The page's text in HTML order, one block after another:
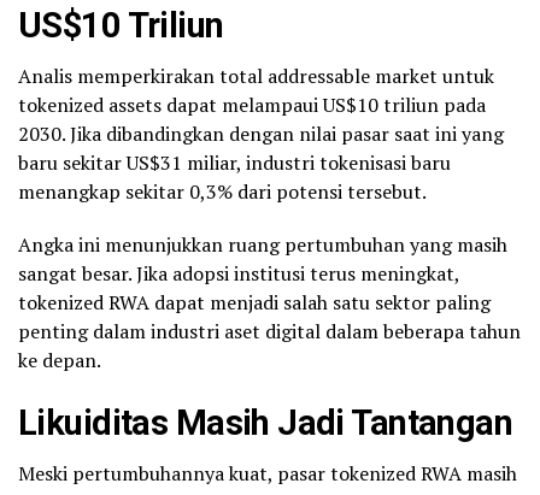
US$10 Triliun
Analis memperkirakan total addressable market untuk
tokenized assets dapat melampaui US$10 triliun pada
2030. Jika dibandingkan dengan nilai pasar saat ini yang
baru sekitar US$31 miliar, industri tokenisasi baru
menangkap sekitar 0,3% dari potensi tersebut.
Angka ini menunjukkan ruang pertumbuhan yang masih
sangat besar. Jika adopsi institusi terus meningkat,
tokenized RWA dapat menjadi salah satu sektor paling
penting dalam industri aset digital dalam beberapa tahun
ke depan.
Likuiditas Masih Jadi Tantangan
Meski pertumbuhannya kuat, pasar tokenized RWA masih